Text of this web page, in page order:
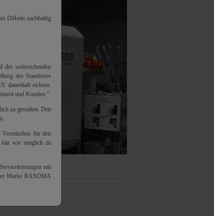
Döbeln nachhaltig
der weitreichenden
des Standortes
dauerhaft sichern.
und Kunden.“
zu gestalten. Den
Verständnis für den
fair wie möglich zu
mit
Marke RASOMA